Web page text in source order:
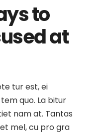
to
at
tur est, ei
quo. La bitur
nam at. Tantas
mel, cu pro gra